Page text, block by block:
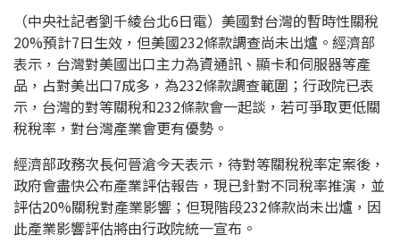
（中央社記者劉千綾台北6日電）美國對台灣的暫時性關稅
20%預計7日生效，但美國232條款調查尚未出爐。經濟部
表示，台灣對美國出口主力為資通訊、顯卡和伺服器等產
品，占對美出口7成多，為232條款調查範圍；行政院已表
示，台灣的對等關稅和232條款會一起談，若可爭取更低關
稅稅率，對台灣產業會更有優勢。
經濟部政務次長何晉滄今天表示，待對等關稅稅率定案後，
政府會盡快公布產業評估報告，現已針對不同稅率推演，並
評估20%關稅對產業影響；但現階段232條款尚未出爐，因
此產業影響評估將由行政院統一宣布。